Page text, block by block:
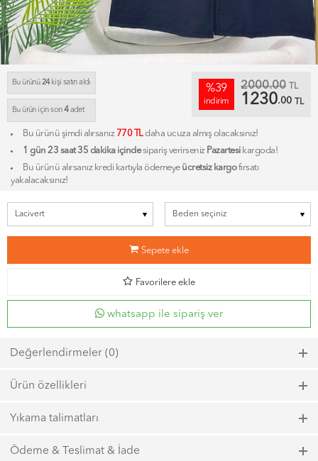
Bu ürünü24kişi satın aldı
Bu ürün için son4adet
%39
indirim
2000.00 TL
1230.00 TL
Bu ürünü şimdi alırsanız 770 TLdaha ucuza almış olacaksınız!
1 gün 23 saat 35 dakika içindesipariş verirseniz Pazartesikargoda!
Bu ürünü alırsanız kredi kartıyla ödemeye ücretsiz kargofırsatı
yakalacaksınız!
b Sepete ekle
d Favorilere ekle
whatsapp ile sipariş ver
Değerlendirmeler (0)
Ürün özellikleri
kalıbı rahat olup, sıcak sezonu için uygun formdadır.
Yıkama talimatları
Maks. 40ºC sıcaklıkta kısa zamanlı sıkma ile yıkayın.
Ödeme & Teslimat & İade